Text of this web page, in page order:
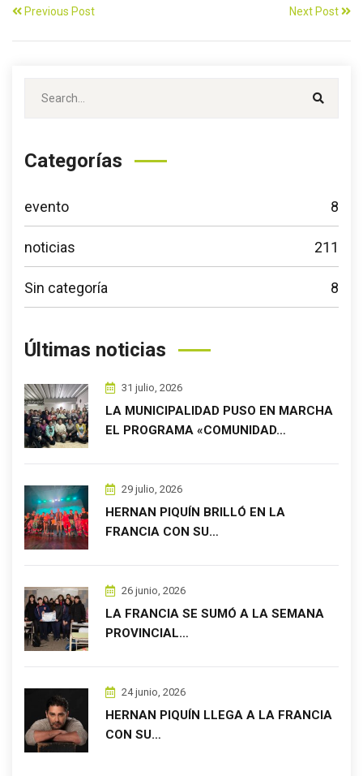
Previous Post Next Post
Categorías
evento 8
noticias 211
Sin categoría 8
Últimas noticias
31 julio, 2026
LA MUNICIPALIDAD PUSO EN MARCHA
EL PROGRAMA «COMUNIDAD…
29 julio, 2026
HERNAN PIQUÍN BRILLÓ EN LA
FRANCIA CON SU…
26 junio, 2026
LA FRANCIA SE SUMÓ A LA SEMANA
PROVINCIAL…
24 junio, 2026
HERNAN PIQUÍN LLEGA A LA FRANCIA
CON SU…